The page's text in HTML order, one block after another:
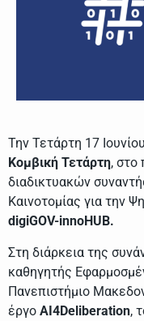
Την Τετάρτη 17
Κομβική Τετάρτη, στο
διαδικτυακών
Καινοτομίας για την
digiGOV-innoHUB.
Στη διάρκεια της
καθηγητής
Πανεπιστήμιο
έργο AI4Deliberation,